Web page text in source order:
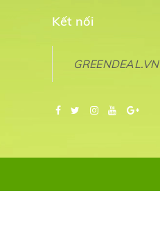
Kết nối
GREENDEAL.VN